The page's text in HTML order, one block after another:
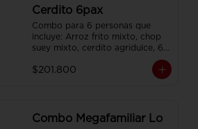
Cerdito 6pax
Combo para 6 personas que
incluye: Arroz frito mixto, chop
suey mixto, cerdito agridulce, 6
egg roll,y 6 gaseosas. Servidos
en platos individuales.
$201.800
Combo Megafamiliar Lo